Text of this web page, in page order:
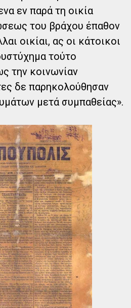
εν παρά τη οικία
του βράχου έπαθον
οικίαι, ας οι κάτοικοι
τούτο
την κοινωνίαν
δε παρηκολούθησαν
μετά συμπαθείας».